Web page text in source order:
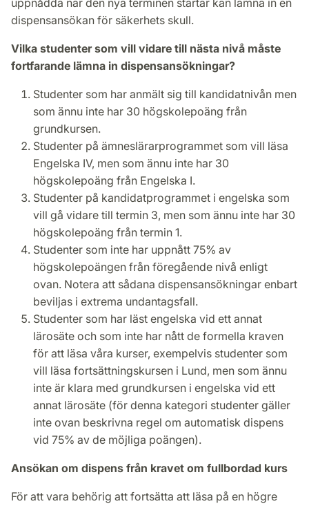
uppnådda när den nya terminen startar kan lämna in en
dispensansökan för säkerhets skull.
Vilka studenter som vill vidare till nästa nivå måste
fortfarande lämna in dispensansökningar?
Studenter som har anmält sig till kandidatnivån men
som ännu inte har 30 högskolepoäng från
grundkursen.
Studenter på ämneslärarprogrammet som vill läsa
Engelska IV, men som ännu inte har 30
högskolepoäng från Engelska I.
Studenter på kandidatprogrammet i engelska som
vill gå vidare till termin 3, men som ännu inte har 30
högskolepoäng från termin 1.
Studenter som inte har uppnått 75% av
högskolepoängen från föregående nivå enligt
ovan. Notera att sådana dispensansökningar enbart
beviljas i extrema undantagsfall.
Studenter som har läst engelska vid ett annat
lärosäte och som inte har nått de formella kraven
för att läsa våra kurser, exempelvis studenter som
vill läsa fortsättningskursen i Lund, men som ännu
inte är klara med grundkursen i engelska vid ett
annat lärosäte (för denna kategori studenter gäller
inte ovan beskrivna regel om automatisk dispens
vid 75% av de möjliga poängen).
Ansökan om dispens från kravet om fullbordad kurs
För att vara behörig att fortsätta att läsa på en högre